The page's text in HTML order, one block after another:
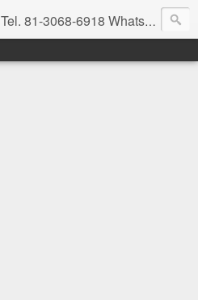
Tel. 81-3068-6918 WhatsApp 81-2636-2823 / 33-1145-3780 cotizacionregioprotectores@gmail.com / regioprotectores@gmail.com https://www.facebook.com/RegioProtectores/